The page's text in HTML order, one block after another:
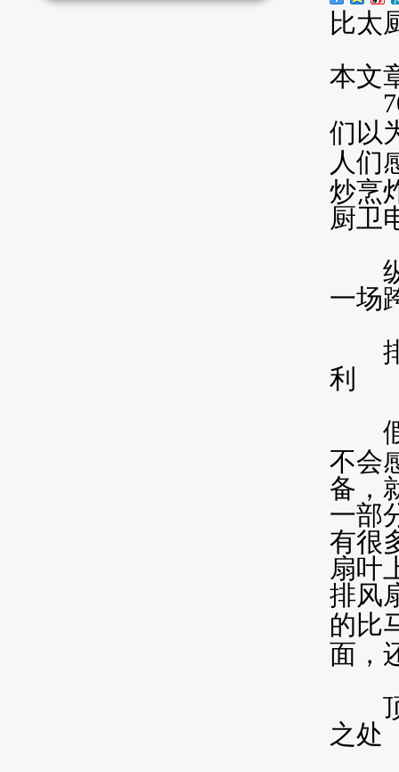
比太
本文
们以
人们
炒烹
厨卫
纵
一场
排
利
假
不会
备，
一部
有很
扇叶
排风
的比
面，
顶
之处